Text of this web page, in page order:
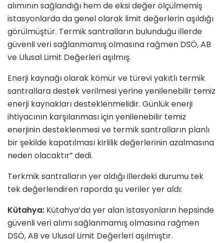
alımının sağlandığı hem de eksi değer ölçülmemiş
istasyonlarda da genel olarak limit değerlerin aşıldığı
görülmüştür. Termik santralların bulunduğu illerde
güvenli veri sağlanmamış olmasına rağmen DSÖ, AB
ve Ulusal Limit Değerleri aşılmış.
Enerji kaynağı olarak kömür ve türevi yakıtlı termik
santrallara destek verilmesi yerine yenilenebilir temiz
enerji kaynakları desteklenmelidir. Günlük enerji
ihtiyacının karşılanması için yenilenebilir temiz
enerjinin desteklenmesi ve termik santralların planlı
bir şekilde kapatılması kirlilik değerlerinin azalmasına
neden olacaktır” dedi.
Terkmik santralların yer aldığı illerdeki durumu tek
tek değerlendiren raporda şu veriler yer aldı:
Kütahya: Kütahya’da yer alan istasyonların hepsinde
güvenli veri alımı sağlanmamış olmasına rağmen
DSÖ, AB ve Ulusal Limit Değerleri aşılmıştır.